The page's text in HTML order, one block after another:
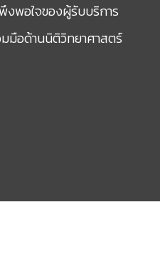
งพอใจของผู้รับบริการ
มมือด้านนิติวิทยาศาสตร์